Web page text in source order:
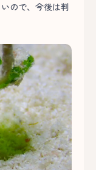
ので、今後は判